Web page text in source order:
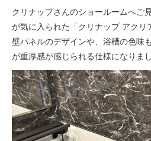
クリナップさんのショールームへご
が気に入られた「クリナップ アクリ
壁パネルのデザインや、浴槽の色味
が重厚感が感じられる仕様になりま